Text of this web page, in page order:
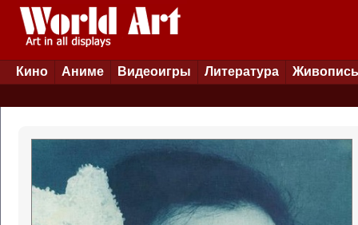
Кино Аниме Видеоигры Литература Живопись